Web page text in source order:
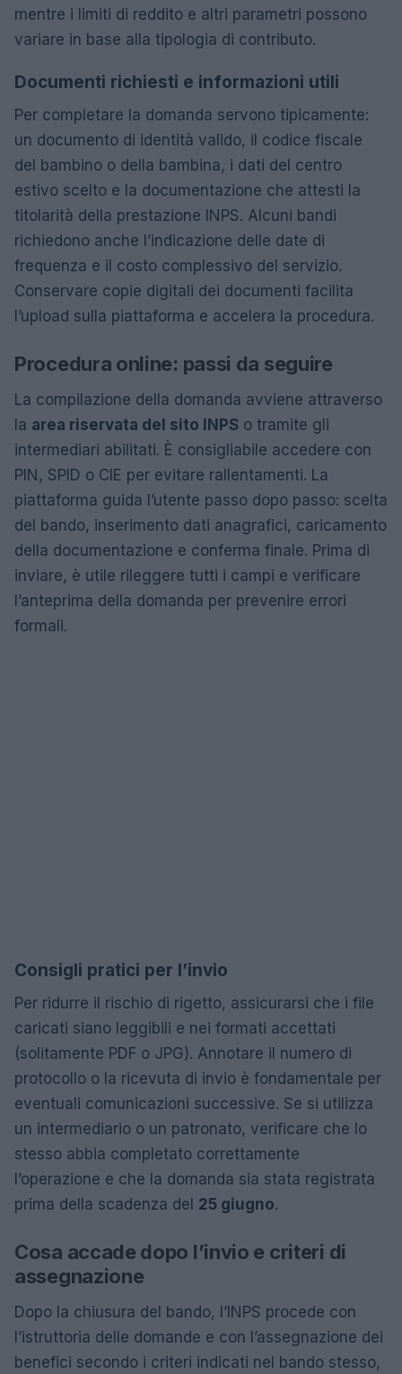
mentre i limiti di reddito e altri parametri possono
variare in base alla tipologia di contributo.
Documenti richiesti e informazioni utili
Per completare la domanda servono tipicamente:
un documento di identità valido, il codice fiscale
del bambino o della bambina, i dati del centro
estivo scelto e la documentazione che attesti la
titolarità della prestazione INPS. Alcuni bandi
richiedono anche l’indicazione delle date di
frequenza e il costo complessivo del servizio.
Conservare copie digitali dei documenti facilita
l’upload sulla piattaforma e accelera la procedura.
Procedura online: passi da seguire
La compilazione della domanda avviene attraverso
la area riservata del sito INPS o tramite gli
intermediari abilitati. È consigliabile accedere con
PIN, SPID o CIE per evitare rallentamenti. La
piattaforma guida l’utente passo dopo passo: scelta
del bando, inserimento dati anagrafici, caricamento
della documentazione e conferma finale. Prima di
inviare, è utile rileggere tutti i campi e verificare
l’anteprima della domanda per prevenire errori
formali.
Consigli pratici per l’invio
Per ridurre il rischio di rigetto, assicurarsi che i file
caricati siano leggibili e nei formati accettati
(solitamente PDF o JPG). Annotare il numero di
protocollo o la ricevuta di invio è fondamentale per
eventuali comunicazioni successive. Se si utilizza
un intermediario o un patronato, verificare che lo
stesso abbia completato correttamente
l’operazione e che la domanda sia stata registrata
prima della scadenza del 25 giugno.
Cosa accade dopo l’invio e criteri di
assegnazione
Dopo la chiusura del bando, l’INPS procede con
l’istruttoria delle domande e con l’assegnazione dei
benefici secondo i criteri indicati nel bando stesso,